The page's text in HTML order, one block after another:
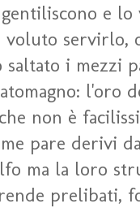
e lo
servirlo,
i mezzi
l'oro
non è
pare derivi
ma la loro
prelibati,